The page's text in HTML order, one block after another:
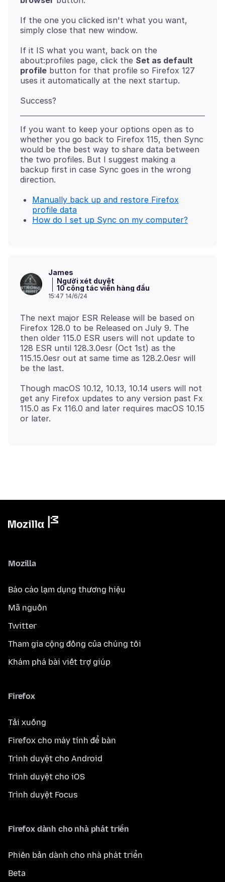
If the one you clicked isn't what you want,
If it IS what you want, back on the
about:profiles page, click the Set as default
profile button for that profile so Firefox 127
If you want to keep your options open as to
whether you go back to Firefox 115, then Sync
would be the best way to share data between
the two profiles. But I suggest making a
backup first in case Sync goes in the wrong
Manually back up and restore Firefox
profile data
How do I set up Sync on my computer?
James
Người xét duyệt
10 cộng tác viên hàng đầu
15:47 14/6/24
The next major ESR Release will be based on
Firefox 128.0 to be Released on July 9. The
then older 115.0 ESR users will not update to
128 ESR until 128.3.0esr (Oct 1st) as the
115.15.0esr out at same time as 128.2.0esr will
Though macOS 10.12, 10.13, 10.14 users will not
get any Firefox updates to any version past Fx
115.0 as Fx 116.0 and later requires macOS 10.15
Mozilla
Báo cáo lạm dụng thương hiệu
Mã nguồn
Twitter
Tham gia cộng đồng của chúng tôi
Khám phá bài viết trợ giúp
Firefox
Tải xuống
Firefox cho máy tính để bàn
Trình duyệt cho Android
Trình duyệt cho iOS
Trình duyệt Focus
Firefox dành cho nhà phát triển
Phiên bản dành cho nhà phát triển
Beta